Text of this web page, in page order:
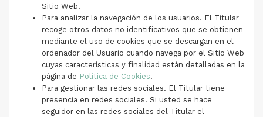
Sitio Web.
Para analizar la navegación de los usuarios. El Titular
recoge otros datos no identificativos que se obtienen
mediante el uso de cookies que se descargan en el
ordenador del Usuario cuando navega por el Sitio Web
cuyas características y finalidad están detalladas en la
página de Política de Cookies.
Para gestionar las redes sociales. El Titular tiene
presencia en redes sociales. Si usted se hace
seguidor en las redes sociales del Titular el